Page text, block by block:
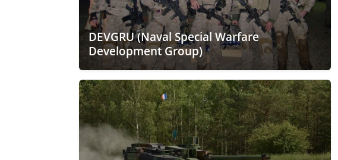
DEVGRU (Naval Special Warfare
Development Group)